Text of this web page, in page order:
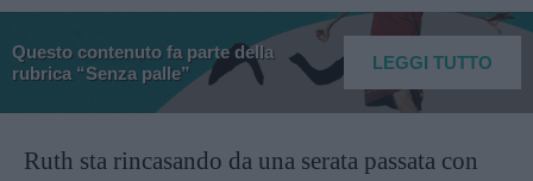
Questo contenuto fa parte della
rubrica “Senza palle”
LEGGI TUTTO
Ruth sta rincasando da una serata passata con